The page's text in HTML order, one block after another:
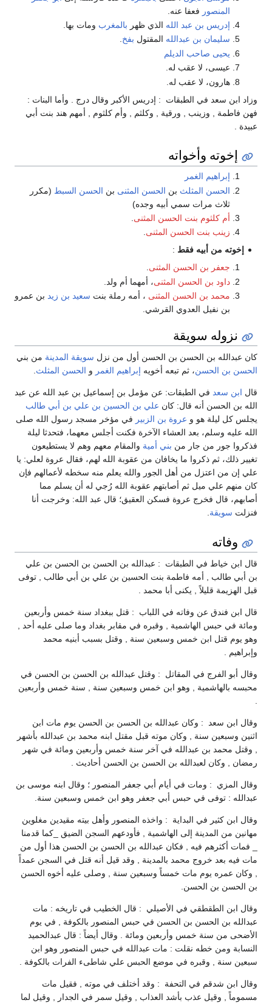
المنصور فعفا عنه.
إدريس بن عبد الله الذي ظهر بالمغرب ومات بها.
سليمان بن عبدالله المقتول بفخ.
يحيى صاحب الديلم
عيسى، لا عقب له.
هارون، لا عقب له.
وزاد ابن سعد في الطبقات : إدريس الأكبر وقال درج . وأما البنات :
فهن فاطمة , وزينب , ورقية , وكلثم , وأم كلثوم , أمهم هند بنت أبي
عبيدة .
إخوته وأخواته
إبراهيم الغمر
الحسن المثلث بن الحسن المثنى بن الحسن السبط (مكرر
ثلاث مرات سمي أبيه وجده)
أم كلثوم بنت الحسن المثنى
زينب بنت الحسن المثنى.
إخوته من أبيه فقط :
جعفر بن الحسن المثنى.
داود بن الحسن المثنى، أمهما أم ولد.
محمد بن الحسن المثنى ، أمه رملة بنت سعيد بن زيد بن عمرو
بن نفيل العدوي القرشي.
نزوله سويقة
كان عبدالله بن الحسن بن الحسن أول من نزل سويقة المدينة من بني
الحسن بن الحسن، ثم تبعه أخويه إبراهيم الغمر و الحسن المثلث
قال ابن سعد في الطبقات: عن مؤمل بن إسماعيل بن عبد الله عن عبد
الله بن الحسن أنه قال: كان علي بن الحسين بن علي بن أبي طالب
يجلس كل ليلة هو و عروة بن الزبير في مؤخر مسجد رسول الله صلى
الله عليه وسلم، بعد العشاء الآخرة فكنت أجلس معهما، فتحدثا ليلة
فذكروا جور من جار من بني أمية والمقام معهم وهم لا يستطيعون
تغيير ذلك، ثم ذكروا ما يخافان من عقوبة الله لهم، فقال عروة لعلي: يا
علي إن من اعتزل من أهل الجور والله يعلم منه سخطه لأعمالهم فإن
كان منهم علي ميل ثم أصابتهم عقوبة الله رُجي له أن يسلم مما
أصابهم، قال فخرج عروة فسكن العقيق؛ قال عبد الله: وخرجت أنا
فنزلت سويقة
وفاته
قال ابن خياط في الطبقات : عبدالله بن الحسن بن الحسن بن علي
بن أبي طالب , أمه فاطمة بنت الحسين بن علي بن أبي طالب , توفى
قبل الهزيمة قليلاً , يكنى أبا محمد .
قال ابن فندق عن وفاته في اللباب : قتل ببغداد سنة خمس وأربعين
ومائة في حبس الهاشمية , وقبره في مقابر بغداد وما صلى عليه أحد ,
وهو يوم قتل ابن خمس وسبعين سنة , وقتل بسبب أبنيه محمد
وإبراهيم .
وقال أبو الفرج في المقاتل : وقتل عبدالله بن الحسن بن الحسن في
محبسه بالهاشمية , وهو ابن خمس وسبعين سنة , سنة خمس وأربعين
.
وقال ابن سعد : وكان عبدالله بن الحسن بن الحسن يوم مات ابن
اثنين وسبعين سنة , وكان موته قبل مقتل ابنه محمد بن عبدالله بأشهر
, وقتل محمد بن عبدالله في آخر سنة خمس وأربعين ومائة في شهر
رمضان , وكان لعبدالله بن الحسن بن الحسن أحاديث .
وقال المزي : ومات في أيام أبي جعفر المنصور ؛ وقال ابنه موسى بن
عبدالله : توفى في حبس أبي جعفر وهو ابن خمس وسبعين سنة.
وقال ابن كثير في البداية : واخذه المنصور وأهل بيته مقيدين مغلوين
مهانين من المدينة إلى الهاشمية , فأودعهم السجن الضيق _كما قدمنا
_ فمات أكثرهم فيه , فكان عبدالله بن الحسن بن الحسن هذا أول من
مات فيه بعد خروج محمد بالمدينة , وقد قيل أنه قتل في السجن عمداً
, وكان عمره يوم مات خمساً وسبعين سنة , وصلى عليه أخوه الحسن
بن الحسن بن الحسن.
وقال ابن الطقطقي في الأصيلي : قال الخطيب في تاريخه : مات
عبدالله بن الحسن بن الحسن في حبس المنصور بالكوفة , في يوم
الأضحى من سنة خمس وأربعين ومائة . وقال أيضاً : قال عبدالحميد
النسابة ومن خطه نقلت : مات عبدالله في حبس المنصور وهو ابن
سبعين سنة , وقبره في موضع الحبس علي شاطىء الفرات بالكوفة .
وقال ابن شدقم في التحفة : وقد أختلف في موته , فقيل مات
مسموماً , وقيل عذب بأشد العذاب , وقيل سمر في الجدار , وقيل لما